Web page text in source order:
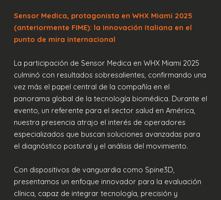
Sensor Medica, protagonista en WHX Miami 2025
(anteriormente FIME): la innovación italiana en el
punto de mira internacional
La participación de Sensor Medica en WHX Miami 2025
culminó con resultados sobresalientes, confirmando una
vez más el papel central de la compañía en el
panorama global de la tecnología biomédica. Durante el
evento, un referente para el sector salud en América,
nuestra presencia atrajo el interés de operadores
especializados que buscan soluciones avanzadas para
el diagnóstico postural y el análisis del movimiento.
Con dispositivos de vanguardia como Spine3D,
presentamos un enfoque innovador para la evaluación
clínica, capaz de integrar tecnología, precisión y